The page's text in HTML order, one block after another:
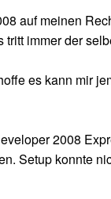
auf meinen
immer der
es kann mir
2008
Setup konnte